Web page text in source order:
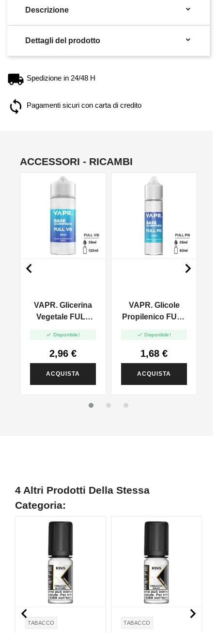
Descrizione 
Dettagli del prodotto 
Spedizione in 24/48 H
Pagamenti sicuri con carta di credito
ACCESSORI - RICAMBI
VAPR. Glicerina
Vegetale FULL
120ml
 Disponibile!
2,96 €
ACQUISTA
VAPR. Glicole
Propilenico FULL
 Disponibile!
1,68 €
ACQUISTA
 
4 Altri Prodotti Della Stessa
Categoria:
TABACCO TABACCO
 